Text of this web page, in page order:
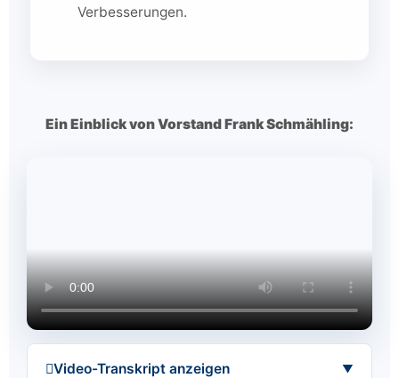
Verbesserungen.
Ein Einblick von Vorstand Frank Schmähling:
Video-Transkript anzeigen